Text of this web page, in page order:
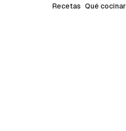
Recetas
Recetas Qué cocinar